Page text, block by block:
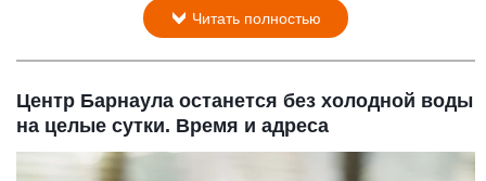
Читать полностью
Центр Барнаула останется без холодной воды
на целые сутки. Время и адреса